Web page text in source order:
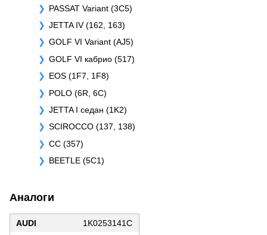
PASSAT Variant (3C5)
JETTA IV (162, 163)
GOLF VI Variant (AJ5)
GOLF VI кабрио (517)
EOS (1F7, 1F8)
POLO (6R, 6C)
JETTA I седан (1K2)
SCIROCCO (137, 138)
CC (357)
BEETLE (5C1)
Аналоги
AUDI
1K0253141C